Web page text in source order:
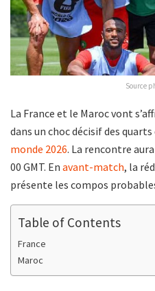
Source
La France et le Maroc vont
dans un choc décisif des
monde 2026. La rencontre
00 GMT. En avant-match, la
présente les compos
Table of Contents
France
Maroc